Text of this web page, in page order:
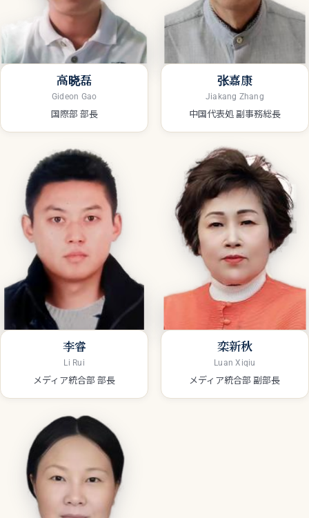
高晓磊
Gideon Gao
国際部 部長
张嘉康
Jiakang Zhang
中国代表処 副事務総長
李睿
Li Rui
メディア統合部 部長
栾新秋
Luan Xiqiu
メディア統合部 副部長